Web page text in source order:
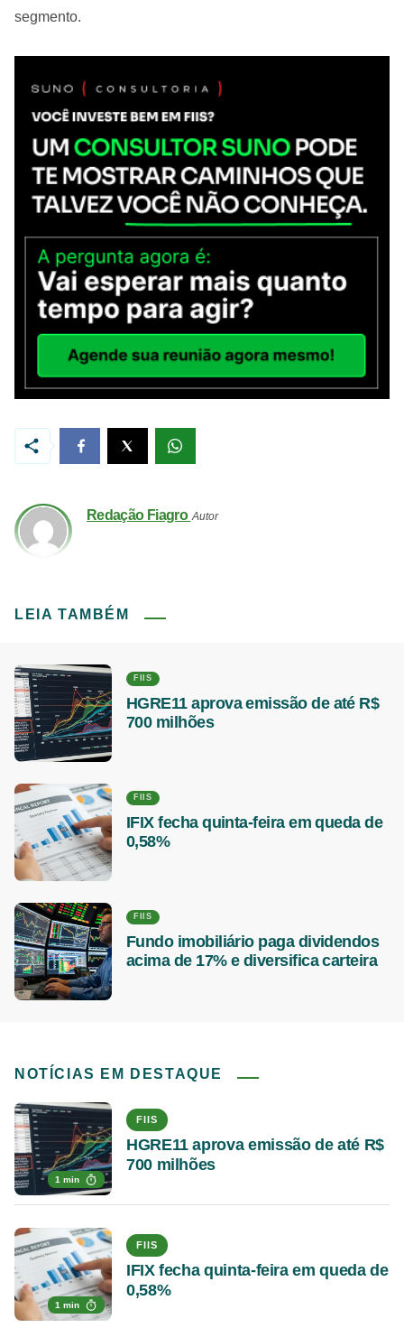
segmento.
Redação Fiagro Autor
LEIA TAMBÉM
FIIS
HGRE11 aprova emissão de até R$
700 milhões
FIIS
IFIX fecha quinta-feira em queda de
0,58%
FIIS
Fundo imobiliário paga dividendos
acima de 17% e diversifica carteira
NOTÍCIAS EM DESTAQUE
1 min
FIIS
HGRE11 aprova emissão de até R$
700 milhões
1 min
FIIS
IFIX fecha quinta-feira em queda de
0,58%